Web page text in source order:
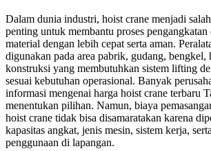
Dalam dunia industri, hoist crane menjadi
penting untuk membantu proses pengangkatan
material dengan lebih cepat serta aman.
digunakan pada area pabrik, gudang, bengkel,
konstruksi yang membutuhkan sistem lifting
sesuai kebutuhan operasional. Banyak
informasi mengenai harga hoist crane terbaru
menentukan pilihan. Namun, biaya
hoist crane tidak bisa disamaratakan karena
kapasitas angkat, jenis mesin, sistem kerja,
penggunaan di lapangan.